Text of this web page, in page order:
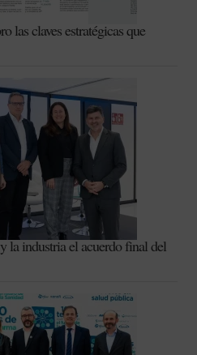
las claves estratégicas que
la industria el acuerdo final del